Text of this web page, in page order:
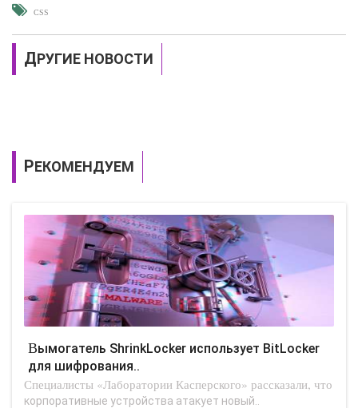
CSS
ДРУГИЕ НОВОСТИ
РЕКОМЕНДУЕМ
Вымогатель ShrinkLocker использует BitLocker
для шифрования..
Специалисты «Лаборатории Касперского» рассказали, что
корпоративные устройства атакует новый..